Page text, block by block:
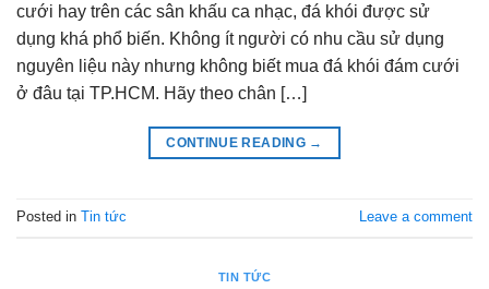
cưới hay trên các sân khấu ca nhạc, đá khói được sử
dụng khá phổ biến. Không ít người có nhu cầu sử dụng
nguyên liệu này nhưng không biết mua đá khói đám cưới
ở đâu tại TP.HCM. Hãy theo chân […]
CONTINUE READING →
Posted in Tin tức Leave a comment
TIN TỨC